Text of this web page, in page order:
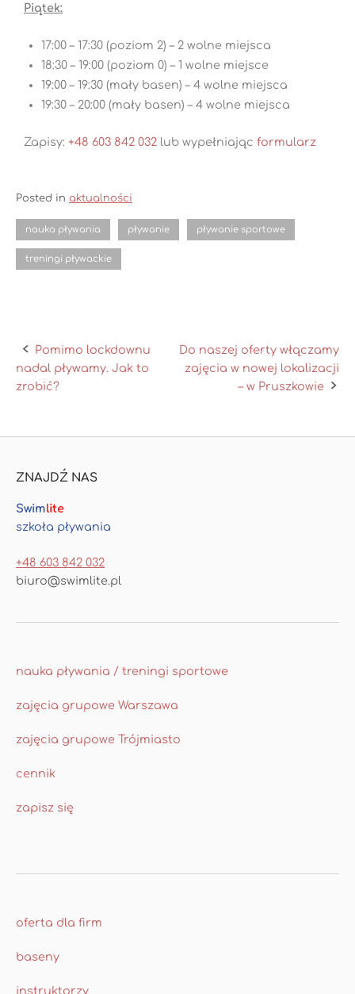
Piątek:
17:00 – 17:30 (poziom 2) – 2 wolne miejsca
18:30 – 19:00 (poziom 0) – 1 wolne miejsce
19:00 – 19:30 (mały basen) – 4 wolne miejsca
19:30 – 20:00 (mały basen) – 4 wolne miejsca
Zapisy: +48 603 842 032 lub wypełniając formularz
Posted in aktualności
nauka pływania pływanie pływanie sportowe
treningi pływackie
Pomimo lockdownu
nadal pływamy. Jak to
zrobić?
Do naszej oferty włączamy
zajęcia w nowej lokalizacji
– w Pruszkowie
ZNAJDŹ NAS
Swimlite
szkoła pływania
+48 603 842 032
biuro@swimlite.pl
nauka pływania / treningi sportowe
zajęcia grupowe Warszawa
zajęcia grupowe Trójmiasto
cennik
zapisz się
oferta dla firm
baseny
instruktorzy